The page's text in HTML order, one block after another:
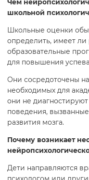
Чем
школьной
Школьные оценки
определить, имеет
образовательные
для повышения
Они сосредоточены
необходимых для
они не
поведения,
развития мозга.
Почему возникает
Дети направляются